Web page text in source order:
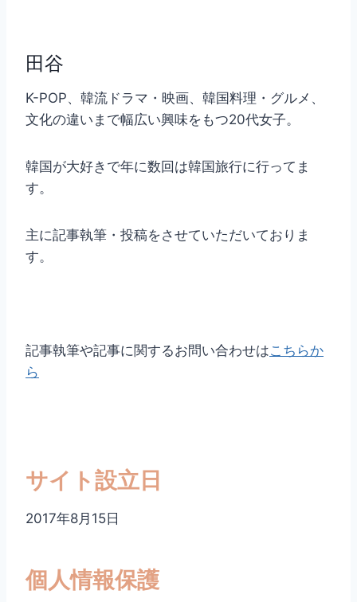
田谷
K-POP、韓流ドラマ・映画、韓国料理・グルメ、
文化の違いまで幅広い興味をもつ20代女子。
韓国が大好きで年に数回は韓国旅行に行ってま
す。
主に記事執筆・投稿をさせていただいておりま
す。
記事執筆や記事に関するお問い合わせはこちらか
ら
サイト設立日
2017年8月15日
個人情報保護